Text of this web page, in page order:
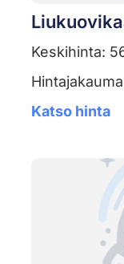
Keskihinta:
Katso hinta